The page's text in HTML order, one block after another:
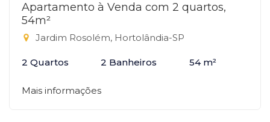
Apartamento à Venda com 2 quartos,
54m²
Jardim Rosolém, Hortolândia-SP
2 Quartos 2 Banheiros 54 m²
Mais informações